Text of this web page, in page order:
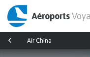
Aéroports
Air China